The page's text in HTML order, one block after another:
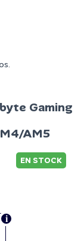
Gaming
AM5
EN STOCK